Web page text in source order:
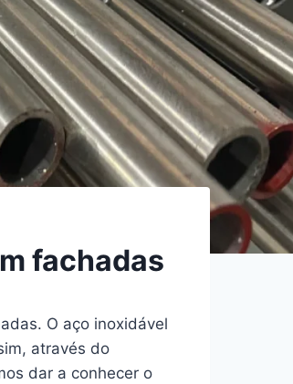
fachadas
O aço inoxidável
através do
dar a conhecer o